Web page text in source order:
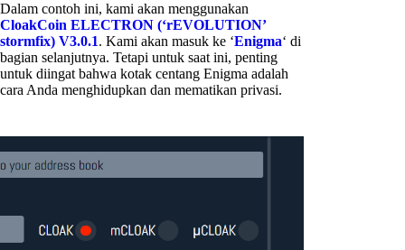
Dalam contoh ini, kami akan menggunakan
CloakCoin ELECTRON (‘rEVOLUTION’
stormfix) V3.0.1. Kami akan masuk ke ‘Enigma‘ di
bagian selanjutnya. Tetapi untuk saat ini, penting
untuk diingat bahwa kotak centang Enigma adalah
cara Anda menghidupkan dan mematikan privasi.